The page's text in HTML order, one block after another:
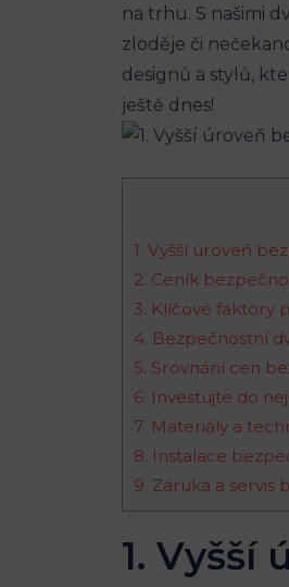
na trhu. S našimi
zloděje či
designů a stylů,
ještě dnes!
1. Vyšší úroveň
2. Ceník
3. Klíčové faktory
4. Bezpečnostní
5. Srovnání cen
6. Investujte do
7. Materiály a
8. Instalace
9. Záruka a
1. Vyšší